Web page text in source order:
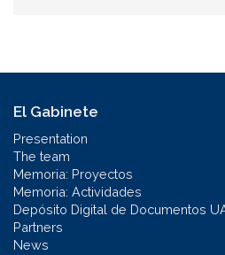
El Gabinete
Presentation
The team
Memoria: Proyectos
Memoria: Actividades
Depósito Digital de Documentos
Partners
News